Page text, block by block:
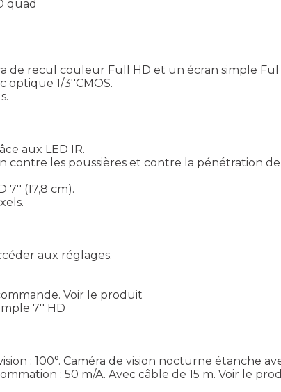
quad
de recul couleur Full HD et un écran simple Ful
optique 1/3''CMOS.
aux LED IR.
contre les poussières et contre la pénétration
7'' (17,8 cm).
aux réglages.
Voir le produit
7'' HD
: 100°. Caméra de vision nocturne étanche
: 50 m/A. Avec câble de 15 m. Voir le